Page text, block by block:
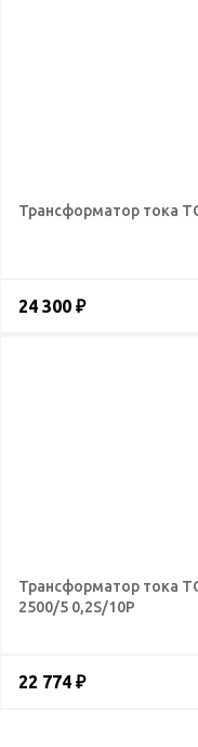
Трансформатор тока
24 300 ₽
Трансформатор тока
2500/5 0,2S/10Р
22 774 ₽